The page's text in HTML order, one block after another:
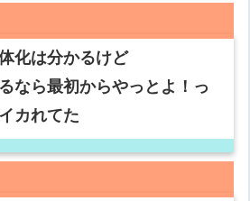
化は分かるけど
なら最初からやっとよ！っ
カれてた